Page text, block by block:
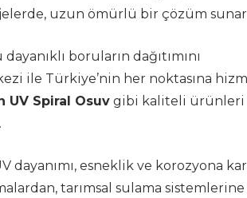
uzun ömürlü bir çözüm
boruların dağıtımını
ile Türkiye’nin her noktasına
UV Spiral Osuv gibi kaliteli ürünleri
dayanımı, esneklik ve korozyona
tarımsal sulama sistemlerine